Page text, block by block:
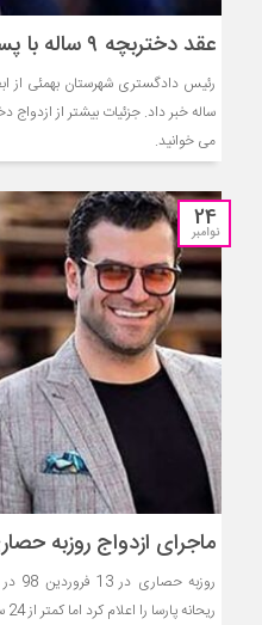
عقد دختربچه ۹ ساله با پسر ۳۰ ساله در بهمئی !
می خوانید.
24
نوامبر
ماجرای ازدواج روزبه